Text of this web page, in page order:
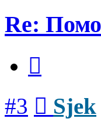
Re:
#3 Sjek